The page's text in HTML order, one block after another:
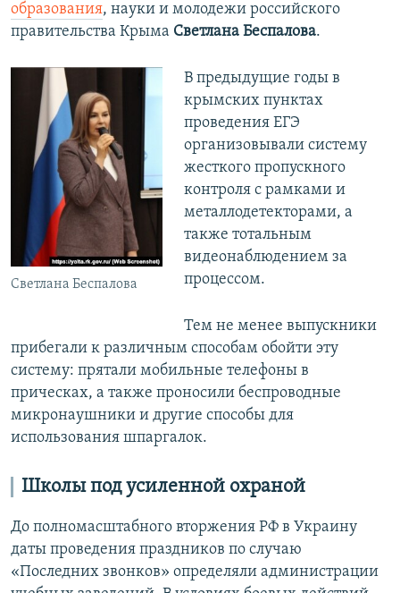
образования, науки и молодежи российского
правительства Крыма Светлана Беспалова.
Светлана Беспалова
В предыдущие годы в
крымских пунктах
проведения ЕГЭ
организовывали систему
жесткого пропускного
контроля с рамками и
металлодетекторами, а
также тотальным
видеонаблюдением за
процессом.
Тем не менее выпускники
прибегали к различным способам обойти эту
систему: прятали мобильные телефоны в
прическах, а также проносили беспроводные
микронаушники и другие способы для
использования шпаргалок.
Школы под усиленной охраной
До полномасштабного вторжения РФ в Украину
даты проведения праздников по случаю
«Последних звонков» определяли администрации